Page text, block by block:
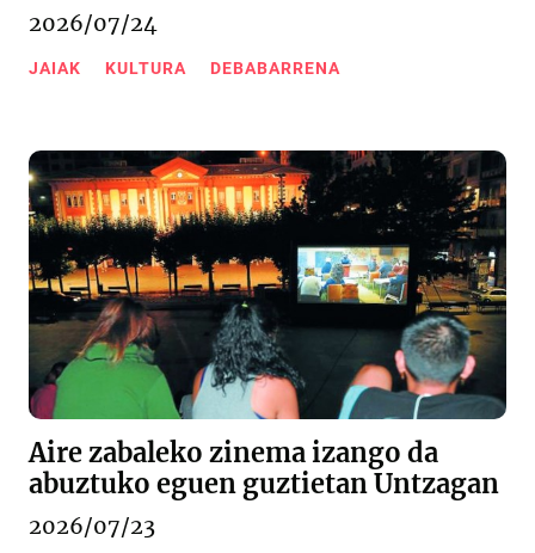
2026/07/24
JAIAK KULTURA DEBABARRENA
Aire zabaleko zinema izango da
abuztuko eguen guztietan Untzagan
2026/07/23